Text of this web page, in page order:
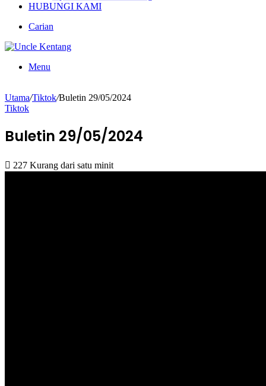
HUBUNGI KAMI
Carian
Menu
Utama/Tiktok/Buletin 29/05/2024
Tiktok
Buletin 29/05/2024
227 Kurang dari satu minit